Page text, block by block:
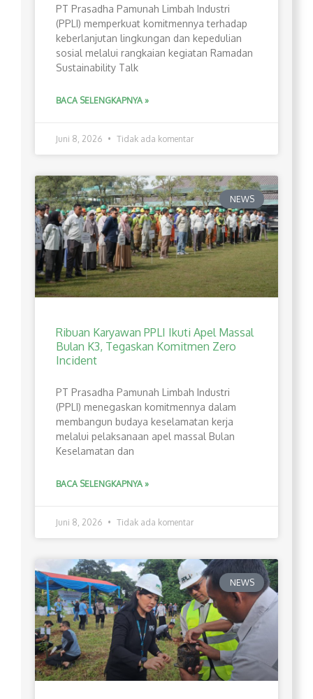
PT Prasadha Pamunah Limbah Industri
(PPLI) memperkuat komitmennya terhadap
keberlanjutan lingkungan dan kepedulian
sosial melalui rangkaian kegiatan Ramadan
Sustainability Talk
BACA SELENGKAPNYA »
Juni 8, 2026 Tidak ada komentar
NEWS
Ribuan Karyawan PPLI Ikuti Apel Massal
Bulan K3, Tegaskan Komitmen Zero
Incident
PT Prasadha Pamunah Limbah Industri
(PPLI) menegaskan komitmennya dalam
membangun budaya keselamatan kerja
melalui pelaksanaan apel massal Bulan
Keselamatan dan
BACA SELENGKAPNYA »
Juni 8, 2026 Tidak ada komentar
NEWS